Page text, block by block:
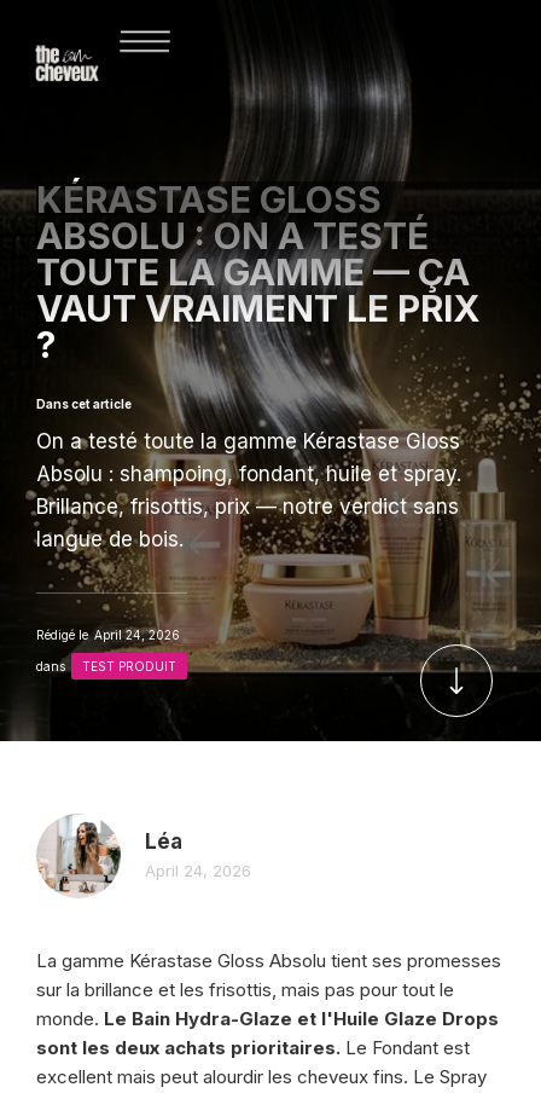
KÉRASTASE GLOSS
ABSOLU : ON A TESTÉ
TOUTE LA GAMME — ÇA
VAUT VRAIMENT LE PRIX
?
Dans cet article
On a testé toute la gamme Kérastase Gloss
Absolu : shampoing, fondant, huile et spray.
Brillance, frisottis, prix — notre verdict sans
langue de bois.
Rédigé le April 24, 2026
dans TEST PRODUIT
Léa
April 24, 2026
La gamme Kérastase Gloss Absolu tient ses promesses
sur la brillance et les frisottis, mais pas pour tout le
monde. Le Bain Hydra-Glaze et l'Huile Glaze Drops
sont les deux achats prioritaires. Le Fondant est
excellent mais peut alourdir les cheveux fins. Le Spray